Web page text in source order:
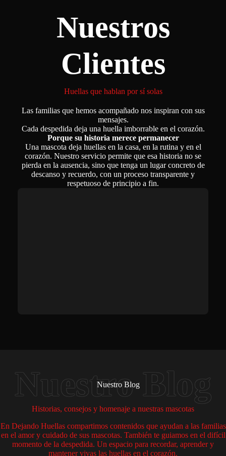
harían. Únete a nuestra campaña
contra el abandono de mascotas y
#NoAlAbandono #dejandohuellas
#AdoptaNoAbandones
#SalvaVidas #dejandohuellasneiva
#JuntosPorEllos
#NoLosDejesAtrás
#CuidaATuCompañero
#MascotasFelices
#UnHogarParaCadaUno
https://www.rumas.com.co/
https://www.dejandohuellas.com.co
Nuestros
Clientes
Huellas que hablan por sí solas
Las familias que hemos acompañado nos inspiran con sus
mensajes.
Cada despedida deja una huella imborrable en el corazón.
Porque su historia merece permanecer
Una mascota deja huellas en la casa, en la rutina y en el
corazón. Nuestro servicio permite que esa historia no se
pierda en la ausencia, sino que tenga un lugar concreto de
descanso y recuerdo, con un proceso transparente y
respetuoso de principio a fin.
Nuestro Blog
Historias, consejos y homenaje a nuestras mascotas
En Dejando Huellas compartimos contenidos que ayudan a las familias
en el amor y cuidado de sus mascotas. También te guiamos en el difícil
momento de la despedida. Un espacio para recordar, aprender y
mantener vivas las huellas en el corazón.